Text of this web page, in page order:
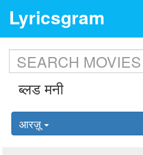
Lyricsgram
आरज़ू